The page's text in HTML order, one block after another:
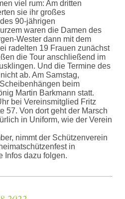
viel rum: Am dritten
sie ihr großes
90-jährigen
waren die Damen des
Wester dann mit dem
radelten 19 Frauen zunächst
die Tour anschließend im
Und die Termine des
ab. Am Samstag,
beim
Martin Barkmann statt.
bei Vereinsmitglied Fritz
57. Von dort geht der Marsch
in Uniform, wie der Verein
nimmt der Schützenverein
in
Infos dazu folgen.